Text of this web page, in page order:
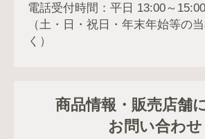
電話受付時間：平日 13:00～15:00
（土・日・祝日・年末年始等の
く）
商品情報・販売店舗
お問い合わせ